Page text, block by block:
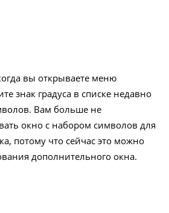
вы открываете меню
знак градуса в списке недавно
Вам больше не
окно с набором символов для
потому что сейчас это можно
дополнительного окна.